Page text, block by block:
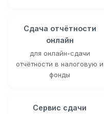
Сдача отчётности
онлайн
для онлайн-сдачи
отчётности в налоговую и
фонды
Сервис сдачи